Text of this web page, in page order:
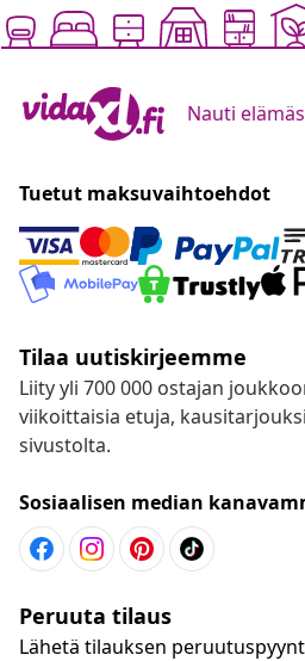
Nauti
Tuetut maksuvaihtoehdot
Tilaa uutiskirjeemme
Liity yli 700 000 ostajan
viikoittaisia etuja,
sivustolta.
Sosiaalisen median
Peruuta tilaus
Lähetä tilauksen